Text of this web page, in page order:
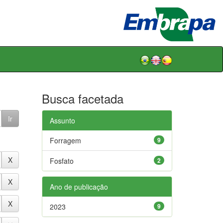
Busca facetada
Assunto
9
Forragem
2
Fosfato
Ano de publicação
9
2023